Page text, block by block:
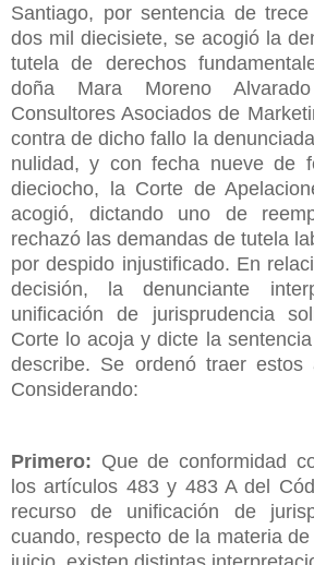
Santiago, por sentencia de
dos mil diecisiete, se acogió la
tutela de derechos
doña Mara Moreno
Consultores Asociados de
contra de dicho fallo la
nulidad, y con fecha nueve de
dieciocho, la Corte de
acogió, dictando uno de
rechazó las demandas de tutela
por despido injustificado. En
decisión, la denunciante
unificación de jurisprudencia
Corte lo acoja y dicte la
describe. Se ordenó traer estos
Considerando:
Primero: Que de conformidad
los artículos 483 y 483 A del
recurso de unificación de
cuando, respecto de la materia